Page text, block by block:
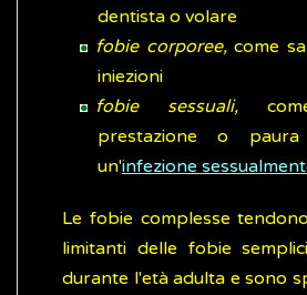
dentista o volare
fobie corporee,come
iniezioni
fobie sessuali,
prestazione o
un'infezione
Le fobie complesse
limitanti delle fobie
durante l'età adulta e sono